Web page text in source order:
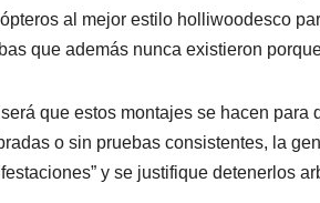
al mejor estilo holliwoodesco
que además nunca existieron
que estos montajes se hacen
o sin pruebas consistentes, la
y se justifique detenerlos